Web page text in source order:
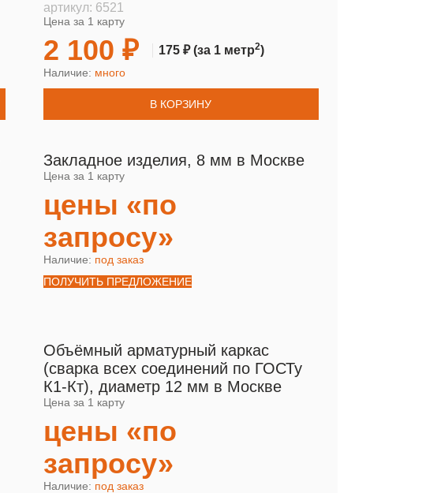
артикул: 6521
Цена за 1 карту
2 100 ₽ 175 ₽(за 1 метр2)
Наличие: много
В КОРЗИНУ
Закладное изделия, 8 мм в Москве
Цена за 1 карту
цены «по
запросу»
Наличие: под заказ
ПОЛУЧИТЬ ПРЕДЛОЖЕНИЕ
Объёмный арматурный каркас
(сварка всех соединений по ГОСТу
К1-Кт), диаметр 12 мм в Москве
Цена за 1 карту
цены «по
запросу»
Наличие: под заказ